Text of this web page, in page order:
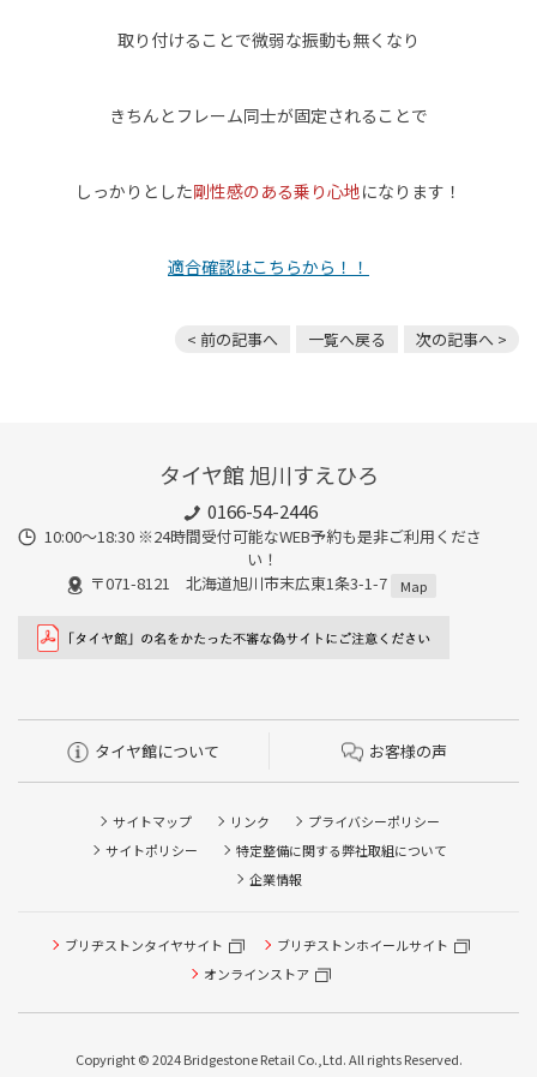
取り付けることで微弱な振動も無くなり
きちんとフレーム同士が固定されることで
しっかりとした剛性感のある乗り心地になります！
適合確認はこちらから！！
< 前の記事へ 一覧へ戻る 次の記事へ >
タイヤ館 旭川すえひろ
0166-54-2446
10:00～18:30 ※24時間受付可能なWEB予約も是非ご利用くださ
い！
〒071-8121 北海道旭川市末広東1条3-1-7
Map
タイヤ館について お客様の声
サイトマップ リンク
プライバシーポリシー
サイトポリシー
特定整備に関する弊社取組について
企業情報
ブリヂストンタイヤサイト
ブリヂストンホイールサイト
オンラインストア
Copyright © 2024 Bridgestone Retail Co.,Ltd. All rights Reserved.
タイヤ点検・安全点検/タイヤ履き替え/オイル交換/その他
ピット作業の予約
本日のタイヤ履き替え順番待ち予約 ※クローク契約会員の